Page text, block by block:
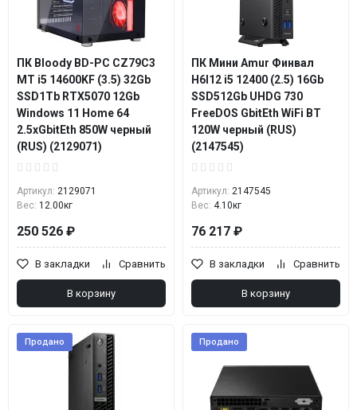
ПК Bloody BD-PC CZ79C3
MT i5 14600KF (3.5) 32Gb
SSD1Tb RTX5070 12Gb
Windows 11 Home 64
2.5xGbitEth 850W черный
(RUS) (2129071)
Артикул: 2129071
Вес: 12.00кг
250 526 ₽
В закладки Сравнить
В корзину
ПК Мини Amur Финвал
H6I12 i5 12400 (2.5) 16Gb
SSD512Gb UHDG 730
FreeDOS GbitEth WiFi BT
120W черный (RUS)
(2147545)
Артикул: 2147545
Вес: 4.10кг
76 217 ₽
В закладки Сравнить
В корзину
Продано Продано